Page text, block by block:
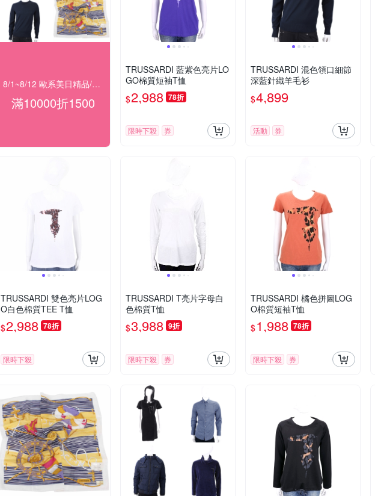
8/1~8/12 歐系美日精品/服飾/黃金 滿$10000現折1500
滿10000折1500
TRUSSARDI 藍紫色亮片LO
GO棉質短袖T恤
$2,988 78折
限時下殺 券
TRUSSARDI 混色領口細節
深藍針織羊毛衫
$4,899
活動 券
TRUSSARDI 雙色亮片LOG
O白色棉質TEE T恤
$2,988 78折
限時下殺
TRUSSARDI T亮片字母白
色棉質T恤
$3,988 9折
限時下殺 券
TRUSSARDI 橘色拼圖LOG
O棉質短袖T恤
$1,988 78折
限時下殺 券